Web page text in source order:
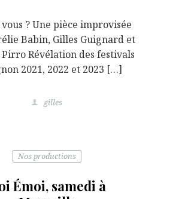
vous ? Une pièce improvisée
Babin, Gilles Guignard et
Révélation des festivals
2021, 2022 et 2023 […]
gilles
Nos productions
Émoi, samedi à